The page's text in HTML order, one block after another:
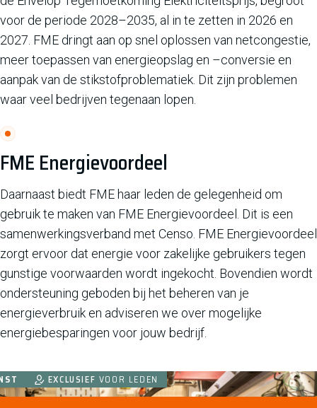
voor de periode 2028–2035, al in te zetten in 2026 en
2027. FME dringt aan op snel oplossen van netcongestie,
meer toepassen van energieopslag en –conversie en
aanpak van de stikstofproblematiek. Dit zijn problemen
waar veel bedrijven tegenaan lopen.
FME Energievoordeel
Daarnaast biedt FME haar leden de gelegenheid om
gebruik te maken van FME Energievoordeel. Dit is een
samenwerkingsverband met Censo. FME Energievoordeel
zorgt ervoor dat energie voor zakelijke gebruikers tegen
gunstige voorwaarden wordt ingekocht. Bovendien wordt
ondersteuning geboden bij het beheren van je
energieverbruik en adviseren we over mogelijke
energiebesparingen voor jouw bedrijf.
EXCLUSIEF VOOR LEDEN